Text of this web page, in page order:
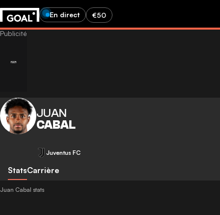
En direct €50
JUAN
CABAL
Juventus FC
StatsCarrière
Juan Cabal stats